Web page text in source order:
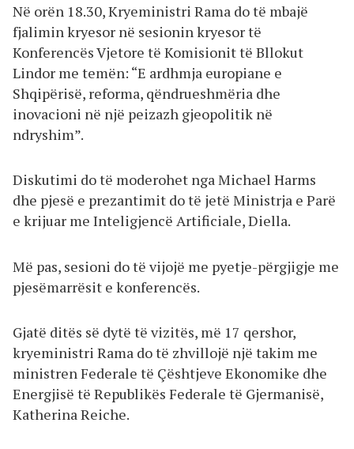
Në orën 18.30, Kryeministri Rama do të mbajë
fjalimin kryesor në sesionin kryesor të
Konferencës Vjetore të Komisionit të Bllokut
Lindor me temën: “E ardhmja europiane e
Shqipërisë, reforma, qëndrueshmëria dhe
inovacioni në një peizazh gjeopolitik në
ndryshim”.
Diskutimi do të moderohet nga Michael Harms
dhe pjesë e prezantimit do të jetë Ministrja e Parë
e krijuar me Inteligjencë Artificiale, Diella.
Më pas, sesioni do të vijojë me pyetje-përgjigje me
pjesëmarrësit e konferencës.
Gjatë ditës së dytë të vizitës, më 17 qershor,
kryeministri Rama do të zhvillojë një takim me
ministren Federale të Çështjeve Ekonomike dhe
Energjisë të Republikës Federale të Gjermanisë,
Katherina Reiche.